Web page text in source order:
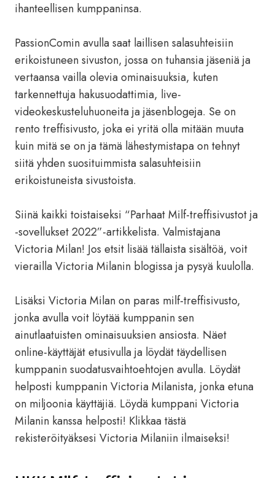
ihanteellisen kumppaninsa.
PassionComin avulla saat laillisen salasuhteisiin
erikoistuneen sivuston, jossa on tuhansia jäseniä ja
vertaansa vailla olevia ominaisuuksia, kuten
tarkennettuja hakusuodattimia, live-
videokeskusteluhuoneita ja jäsenblogeja. Se on
rento treffisivusto, joka ei yritä olla mitään muuta
kuin mitä se on ja tämä lähestymistapa on tehnyt
siitä yhden suosituimmista salasuhteisiin
erikoistuneista sivustoista.
Siinä kaikki toistaiseksi “Parhaat Milf-treffisivustot ja
-sovellukset 2022”-artikkelista. Valmistajana
Victoria Milan! Jos etsit lisää tällaista sisältöä, voit
vierailla Victoria Milanin blogissa ja pysyä kuulolla.
Lisäksi Victoria Milan on paras milf-treffisivusto,
jonka avulla voit löytää kumppanin sen
ainutlaatuisten ominaisuuksien ansiosta. Näet
online-käyttäjät etusivulla ja löydät täydellisen
kumppanin suodatusvaihtoehtojen avulla. Löydät
helposti kumppanin Victoria Milanista, jonka etuna
on miljoonia käyttäjiä. Löydä kumppani Victoria
Milanin kanssa helposti! Klikkaa tästä
rekisteröityäksesi Victoria Milaniin ilmaiseksi!